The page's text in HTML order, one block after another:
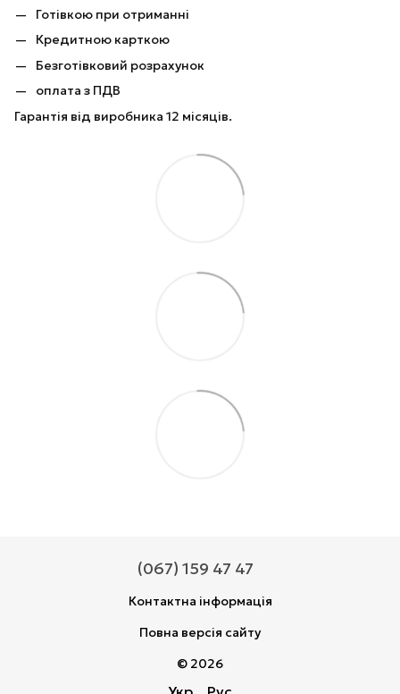
Готівкою при отриманні
Кредитною карткою
Безготівковий розрахунок
оплата з ПДВ
Гарантія від виробника 12 місяців.
(067) 159 47 47
Контактна інформація
Повна версія сайту
© 2026